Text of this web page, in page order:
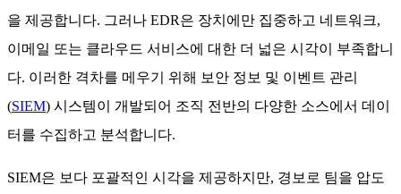
을 제공합니다. 그러나 EDR은 장치에만 집중하고 네트워크,
이메일 또는 클라우드 서비스에 대한 더 넓은 시각이 부족합니
다. 이러한 격차를 메우기 위해 보안 정보 및 이벤트 관리
(SIEM) 시스템이 개발되어 조직 전반의 다양한 소스에서 데이
터를 수집하고 분석합니다.
SIEM은 보다 포괄적인 시각을 제공하지만, 경보로 팀을 압도